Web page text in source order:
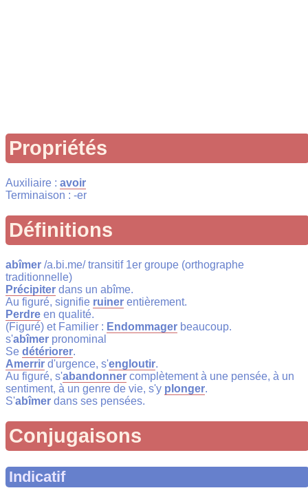
Propriétés
Auxiliaire : avoir
Terminaison : -er
Définitions
abîmer /a.bi.me/ transitif 1er groupe (orthographe
traditionnelle)
Précipiter dans un abîme.
Au figuré, signifie ruiner entièrement.
Perdre en qualité.
(Figuré) et Familier : Endommager beaucoup.
s'abîmer pronominal
Se détériorer.
Amerrir d'urgence, s'engloutir.
Au figuré, s'abandonner complètement à une pensée, à un
sentiment, à un genre de vie, s'y plonger.
S'abîmer dans ses pensées.
Conjugaisons
Indicatif